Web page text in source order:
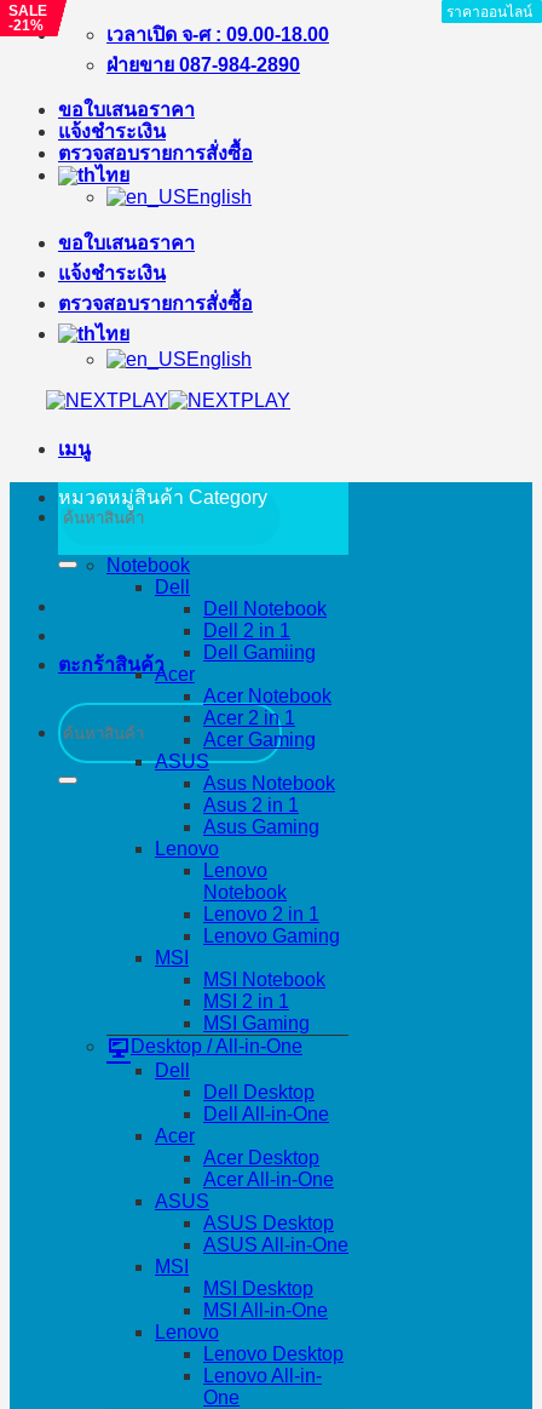
ข้าม
เนื้อหา
เวลาเปิด จ-ศ : 09.00-18.00
ฝ่ายขาย 087-984-2890
ขอใบเสนอราคา
แจ้งชำระเงิน
ตรวจสอบรายการสั่งซื้อ
ไทย
English
ขอใบเสนอราคา
แจ้งชำระเงิน
ตรวจสอบรายการสั่งซื้อ
ไทย
English
เมนู
ค้นหา:
ตะกร้าสินค้า
ค้นหา:
หมวดหมู่สินค้า Category
Notebook
Dell
Dell Notebook
Dell 2 in 1
Dell Gamiing
Acer
Acer Notebook
Acer 2 in 1
Acer Gaming
ASUS
Asus Notebook
Asus 2 in 1
Asus Gaming
Lenovo
Lenovo
Notebook
Lenovo 2 in 1
Lenovo Gaming
MSI
MSI Notebook
MSI 2 in 1
MSI Gaming
Desktop / All-in-One
Dell
Dell Desktop
Dell All-in-One
Acer
Acer Desktop
Acer All-in-One
ASUS
ASUS Desktop
ASUS All-in-One
MSI
MSI Desktop
MSI All-in-One
Lenovo
Lenovo Desktop
Lenovo All-in-
One
ราคาออนไลน์
SALE
-21%
ราคาออนไลน์
ราคาออนไลน์
SALE
-17%
ราคาออนไลน์
SALE
-43%
ราคาออนไลน์
SALE
-15%
ราคาออนไลน์
SALE
-21%
ราคาออนไลน์
ราคาออนไลน์
SALE
-39%
ราคาออนไลน์